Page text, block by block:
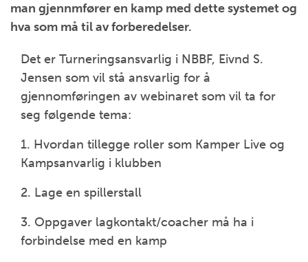
man gjennmfører en kamp med dette systemet og
hva som må til av forberedelser.
Det er Turneringsansvarlig i NBBF, Eivnd S.
Jensen som vil stå ansvarlig for å
gjennomføringen av webinaret som vil ta for
seg følgende tema:
1. Hvordan tillegge roller som Kamper Live og
Kampsanvarlig i klubben
2. Lage en spillerstall
3. Oppgaver lagkontakt/coacher må ha i
forbindelse med en kamp